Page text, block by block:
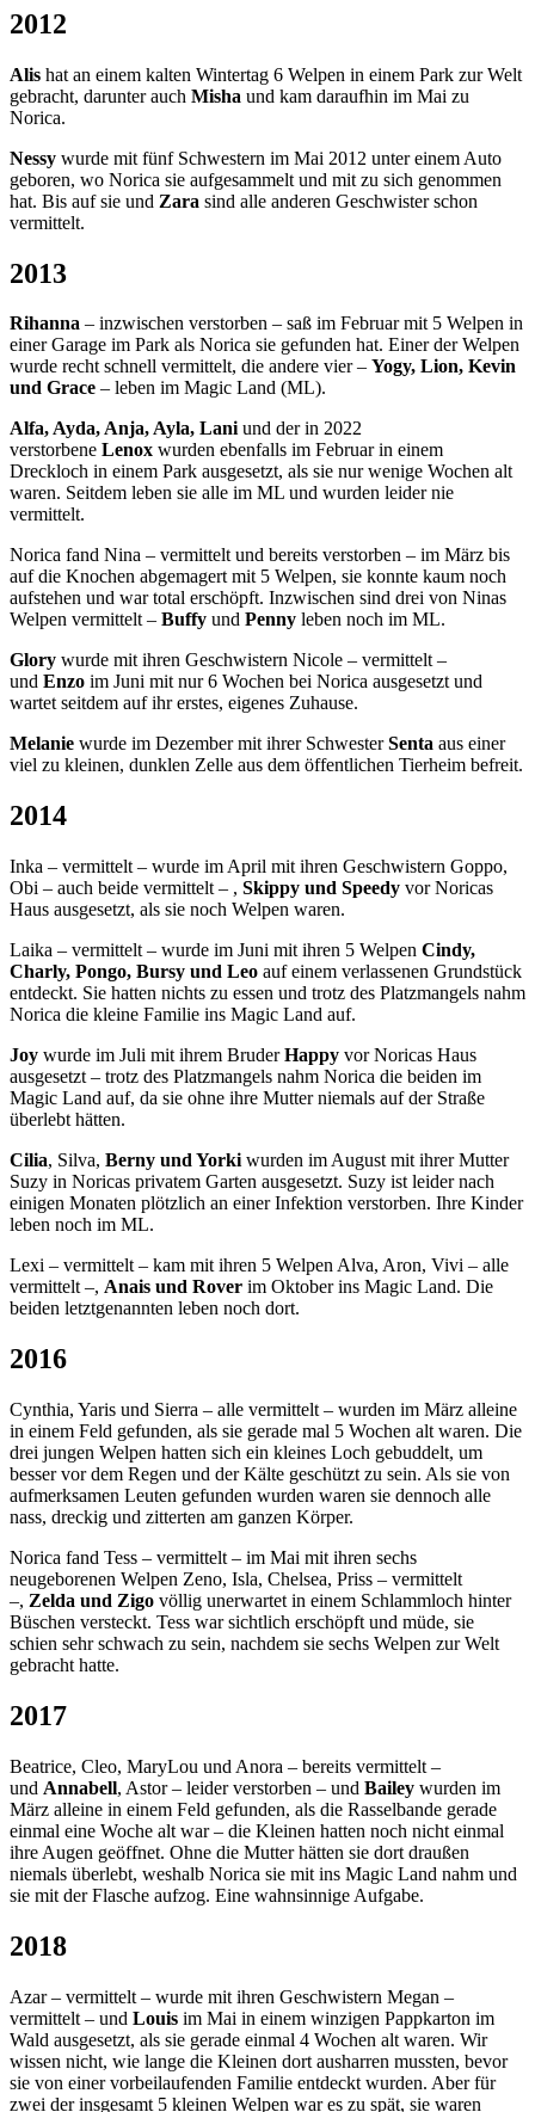
2012
Alis hat an einem kalten Wintertag 6 Welpen in einem Park zur Welt
gebracht, darunter auch Misha und kam daraufhin im Mai zu
Norica.
Nessy wurde mit fünf Schwestern im Mai 2012 unter einem Auto
geboren, wo Norica sie aufgesammelt und mit zu sich genommen
hat. Bis auf sie und Zara sind alle anderen Geschwister schon
vermittelt.
2013
Rihanna – inzwischen verstorben – saß im Februar mit 5 Welpen in
einer Garage im Park als Norica sie gefunden hat. Einer der Welpen
wurde recht schnell vermittelt, die andere vier – Yogy, Lion, Kevin
und Grace – leben im Magic Land (ML).
Alfa, Ayda, Anja, Ayla, Laniund der in 2022
verstorbene Lenox wurden ebenfalls im Februar in einem
Dreckloch in einem Park ausgesetzt, als sie nur wenige Wochen alt
waren. Seitdem leben sie alle im ML und wurden leider nie
vermittelt.
Norica fand Nina – vermittelt und bereits verstorben – im März bis
auf die Knochen abgemagert mit 5 Welpen, sie konnte kaum noch
aufstehen und war total erschöpft. Inzwischen sind drei von Ninas
Welpen vermittelt – Buffy und Penny leben noch im ML.
Glory wurde mit ihren Geschwistern Nicole – vermittelt –
und Enzo im Juni mit nur 6 Wochen bei Norica ausgesetzt und
wartet seitdem auf ihr erstes, eigenes Zuhause.
Melanie wurde im Dezember mit ihrer SchwesterSenta aus einer
viel zu kleinen, dunklen Zelle aus dem öffentlichen Tierheim befreit.
2014
Inka – vermittelt – wurde im April mit ihren Geschwistern Goppo,
Obi – auch beide vermittelt – , Skippy und Speedy vor Noricas
Haus ausgesetzt, als sie noch Welpen waren.
Laika – vermittelt – wurde im Juni mit ihren 5 Welpen Cindy,
Charly, Pongo, Bursy und Leo auf einem verlassenen Grundstück
entdeckt. Sie hatten nichts zu essen und trotz des Platzmangels nahm
Norica die kleine Familie ins Magic Land auf.
Joy wurde im Juli mit ihrem BruderHappy vor Noricas Haus
ausgesetzt – trotz des Platzmangels nahm Norica die beiden im
Magic Land auf, da sie ohne ihre Mutter niemals auf der Straße
überlebt hätten.
Cilia, Silva, Berny und Yorki wurden im August mit ihrer Mutter
Suzy in Noricas privatem Garten ausgesetzt. Suzy ist leider nach
einigen Monaten plötzlich an einer Infektion verstorben. Ihre Kinder
leben noch im ML.
Lexi – vermittelt – kam mit ihren 5 Welpen Alva, Aron, Vivi – alle
vermittelt –, Anais und Rover im Oktober ins Magic Land. Die
beiden letztgenannten leben noch dort.
2016
Cynthia, Yaris und Sierra – alle vermittelt – wurden im März alleine
in einem Feld gefunden, als sie gerade mal 5 Wochen alt waren. Die
drei jungen Welpen hatten sich ein kleines Loch gebuddelt, um
besser vor dem Regen und der Kälte geschützt zu sein. Als sie von
aufmerksamen Leuten gefunden wurden waren sie dennoch alle
nass, dreckig und zitterten am ganzen Körper.
Norica fand Tess – vermittelt – im Mai mit ihren sechs
neugeborenen Welpen Zeno, Isla, Chelsea, Priss – vermittelt
–, Zelda und Zigo völlig unerwartet in einem Schlammloch hinter
Büschen versteckt. Tess war sichtlich erschöpft und müde, sie
schien sehr schwach zu sein, nachdem sie sechs Welpen zur Welt
gebracht hatte.
2017
Beatrice, Cleo, MaryLou und Anora – bereits vermittelt –
und Annabell, Astor – leider verstorben – und Bailey wurden im
März alleine in einem Feld gefunden, als die Rasselbande gerade
einmal eine Woche alt war – die Kleinen hatten noch nicht einmal
ihre Augen geöffnet. Ohne die Mutter hätten sie dort draußen
niemals überlebt, weshalb Norica sie mit ins Magic Land nahm und
sie mit der Flasche aufzog. Eine wahnsinnige Aufgabe.
2018
Azar – vermittelt – wurde mit ihren Geschwistern Megan –
vermittelt – und Louis im Mai in einem winzigen Pappkarton im
Wald ausgesetzt, als sie gerade einmal 4 Wochen alt waren. Wir
wissen nicht, wie lange die Kleinen dort ausharren mussten, bevor
sie von einer vorbeilaufenden Familie entdeckt wurden. Aber für
zwei der insgesamt 5 kleinen Welpen war es zu spät, sie waren